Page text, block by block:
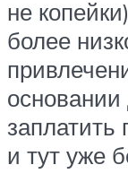
не
более
заплатить
и тут уже